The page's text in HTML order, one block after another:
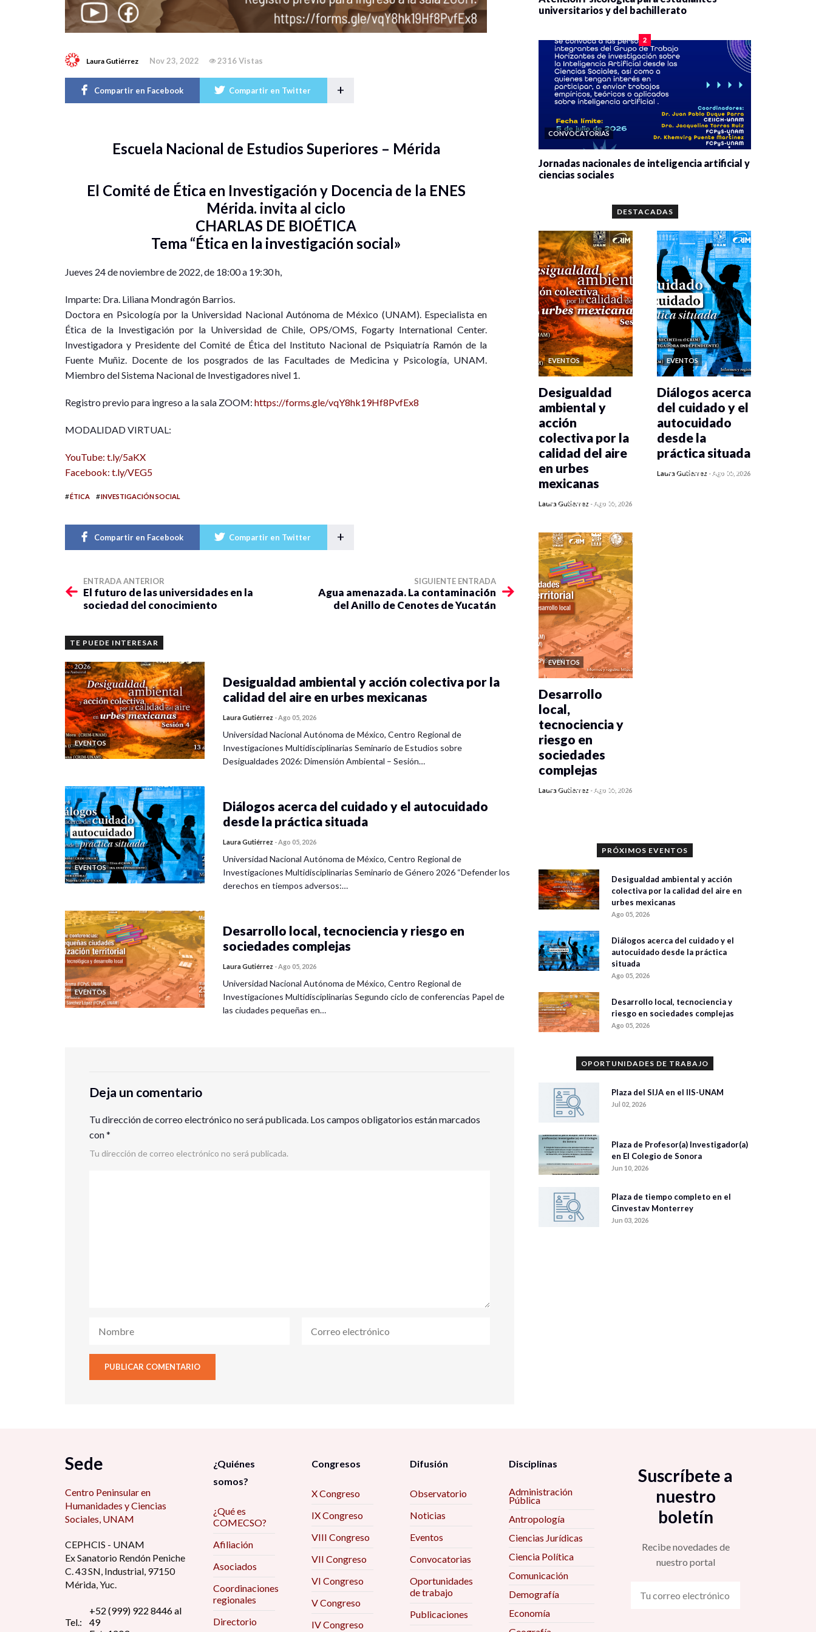
Laura Gutiérrez Nov 23, 2022 2316 Vistas
Compartir en Facebook Compartir en Twitter +
Escuela Nacional de Estudios Superiores – Mérida
El Comité de Ética en Investigación y Docencia de la ENES
Mérida. invita al ciclo
CHARLAS DE BIOÉTICA
Tema “Ética en la investigación social»
Jueves 24 de noviembre de 2022, de 18:00 a 19:30 h,
Imparte: Dra. Liliana Mondragón Barrios.
Doctora en Psicología por la Universidad Nacional Autónoma de México (UNAM). Especialista en
Ética de la Investigación por la Universidad de Chile, OPS/OMS, Fogarty International Center.
Investigadora y Presidente del Comité de Ética del Instituto Nacional de Psiquiatría Ramón de la
Fuente Muñiz. Docente de los posgrados de las Facultades de Medicina y Psicología, UNAM.
Miembro del Sistema Nacional de Investigadores nivel 1.
Registro previo para ingreso a la sala ZOOM: https://forms.gle/vqY8hk19Hf8PvfEx8
MODALIDAD VIRTUAL:
YouTube: t.ly/5aKX
Facebook: t.ly/VEG5
#ÉTICA #INVESTIGACIÓN SOCIAL
Compartir en Facebook Compartir en Twitter +
ENTRADA ANTERIOR
El futuro de las universidades en la
sociedad del conocimiento
SIGUIENTE ENTRADA
Agua amenazada. La contaminación
del Anillo de Cenotes de Yucatán
TE PUEDE INTERESAR
EVENTOS
Desigualdad ambiental y acción colectiva por la
calidad del aire en urbes mexicanas
Laura Gutiérrez -Ago 05, 2026
Universidad Nacional Autónoma de México, Centro Regional de
Investigaciones Multidisciplinarias Seminario de Estudios sobre
Desigualdades 2026: Dimensión Ambiental – Sesión…
EVENTOS
Diálogos acerca del cuidado y el autocuidado
desde la práctica situada
Laura Gutiérrez -Ago 05, 2026
Universidad Nacional Autónoma de México, Centro Regional de
Investigaciones Multidisciplinarias Seminario de Género 2026 “Defender los
derechos en tiempos adversos:…
EVENTOS
Desarrollo local, tecnociencia y riesgo en
sociedades complejas
Laura Gutiérrez -Ago 05, 2026
Universidad Nacional Autónoma de México, Centro Regional de
Investigaciones Multidisciplinarias Segundo ciclo de conferencias Papel de
las ciudades pequeñas en…
Deja un comentario
Tu dirección de correo electrónico no será publicada. Los campos obligatorios están marcados
con*
Tu dirección de correo electrónico no será publicada.
universitarios y del bachillerato
2
CONVOCATORIAS
Jornadas nacionales de inteligencia artificial y
ciencias sociales
DESTACADAS
EVENTOS
0 veces compartido
Desigualdad
ambiental y
acción
colectiva por la
calidad del aire
en urbes
mexicanas
Laura Gutiérrez -Ago 05, 2026
EVENTOS
0 veces compartido
Diálogos acerca
del cuidado y el
autocuidado
desde la
práctica situada
Laura Gutiérrez -Ago 05, 2026
EVENTOS
0 veces compartido
Desarrollo
local,
tecnociencia y
riesgo en
sociedades
complejas
Laura Gutiérrez -Ago 05, 2026
PRÓXIMOS EVENTOS
Desigualdad ambiental y acción
colectiva por la calidad del aire en
urbes mexicanas
Ago 05, 2026
Diálogos acerca del cuidado y el
autocuidado desde la práctica
situada
Ago 05, 2026
Desarrollo local, tecnociencia y
riesgo en sociedades complejas
Ago 05, 2026
OPORTUNIDADES DE TRABAJO
Plaza del SIJA en el IIS-UNAM
Jul 02, 2026
Plaza de Profesor(a) Investigador(a)
en El Colegio de Sonora
Jun 10, 2026
Plaza de tiempo completo en el
Cinvestav Monterrey
Jun 03, 2026
Sede
Centro Peninsular en
Humanidades y Ciencias
Sociales, UNAM
CEPHCIS - UNAM
Ex Sanatorio Rendón Peniche
C. 43 SN, Industrial, 97150
Mérida, Yuc.
Tel.:
+52 (999) 922 8446 al
49
¿Quiénes
somos?
¿Qué es
COMECSO?
Afiliación
Asociados
Coordinaciones
regionales
Directorio
Congresos
X Congreso
IX Congreso
VIII Congreso
VII Congreso
VI Congreso
V Congreso
IV Congreso
Difusión
Observatorio
Noticias
Eventos
Convocatorias
Oportunidades
de trabajo
Publicaciones
Disciplinas
Administración
Pública
Antropología
Ciencias Jurídicas
Ciencia Política
Comunicación
Demografía
Economía
Suscríbete a
nuestro
boletín
Recibe novedades de
nuestro portal